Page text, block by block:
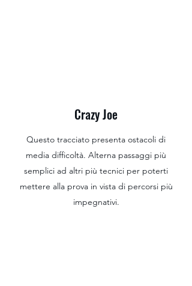
Crazy Joe
Questo tracciato presenta ostacoli di
media difficoltà. Alterna passaggi più
semplici ad altri più tecnici per poterti
mettere alla prova in vista di percorsi più
impegnativi.